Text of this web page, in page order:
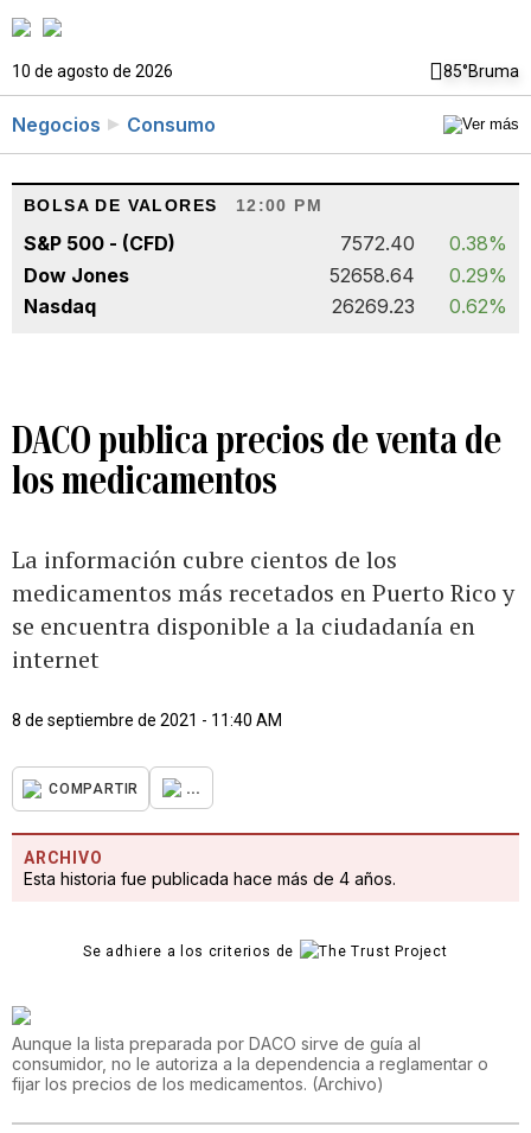
10 de agosto de 2026 85°Bruma
Negocios Consumo
BOLSA DE VALORES 12:00 PM
S&P 500 - (CFD) 7572.40
0.38%
Dow Jones
52658.64
0.29%
Nasdaq
26269.23 0.62%
DACO publica precios de venta de
los medicamentos
La información cubre cientos de los
medicamentos más recetados en Puerto Rico y
se encuentra disponible a la ciudadanía en
internet
8 de septiembre de 2021 - 11:40 AM
COMPARTIR ...
ARCHIVO
Esta historia fue publicada hace más de 4 años.
Se adhiere a los criterios de
Aunque la lista preparada por DACO sirve de guía al
consumidor, no le autoriza a la dependencia a reglamentar o
fijar los precios de los medicamentos. (Archivo)